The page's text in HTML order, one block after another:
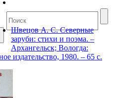
Швецов А. С. Северные
заруби: стихи и поэма. –
Архангельск; Вологда:
издательство, 1980. – 65 с.